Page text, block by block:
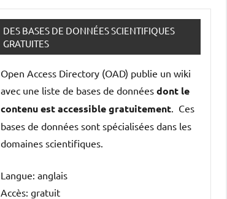
DES BASES DE DONNÉES SCIENTIFIQUES
GRATUITES
Open Access Directory (OAD) publie un wiki
avec une liste de bases de données dont le
contenu est accessible gratuitement . Ces
bases de données sont spécialisées dans les
domaines scientifiques.
Langue: anglais
Accès: gratuit